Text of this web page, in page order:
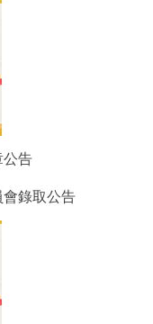
公告
錄取公告